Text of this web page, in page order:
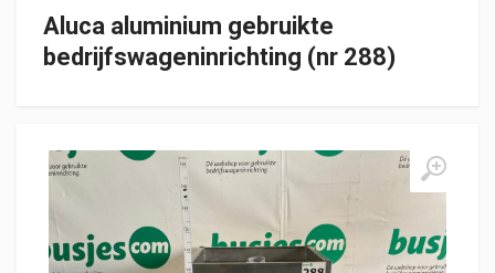
Aluca aluminium gebruikte
bedrijfswageninrichting (nr 288)